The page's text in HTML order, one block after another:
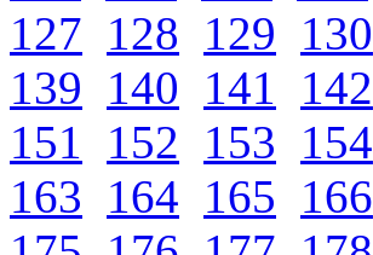
127 128 129 130
139 140 141 142
151
152 153 154
163 164 165 166